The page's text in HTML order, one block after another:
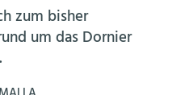
zum bisher
um das Dornier